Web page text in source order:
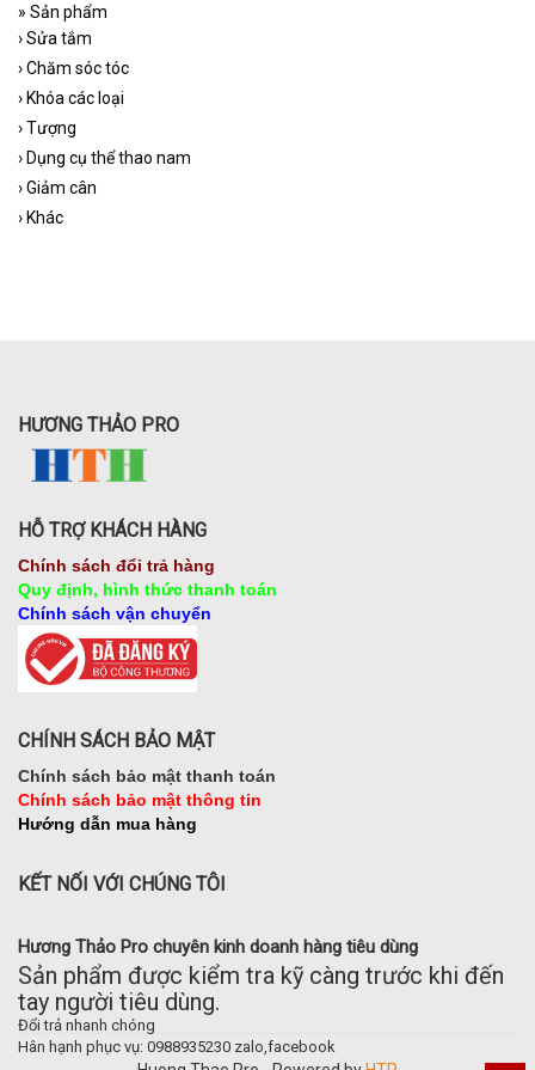
Hương Thảo Pro chuyên kinh doanh hàng tiêu dùng
Sản phẩm được kiểm tra kỹ càng trước khi đến
tay người tiêu dùng.
Đổi trả nhanh chóng
Hân hạnh phục vụ: 0988935230 zalo,facebook
» Sản phẩm
›Sửa tắm
›Chăm sóc tóc
› Khóa các loại
›Tượng
› Dụng cụ thể thao nam
›Giảm cân
› Khác
HƯƠNG THẢO PRO
HỖ TRỢ KHÁCH HÀNG
Chính sách đổi trả hàng
Quy định, hình thức thanh toán
Chính sách vận chuyển
CHÍNH SÁCH BẢO MẬT
Chính sách bảo mật thanh toán
Chính sách bảo mật thông tin
Hướng dẫn mua hàng
KẾT NỐI VỚI CHÚNG TÔI